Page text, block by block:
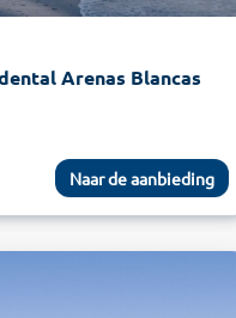
Arenas Blancas
Naar de aanbieding